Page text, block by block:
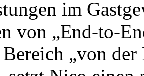
im
von „End-to-
Bereich „von